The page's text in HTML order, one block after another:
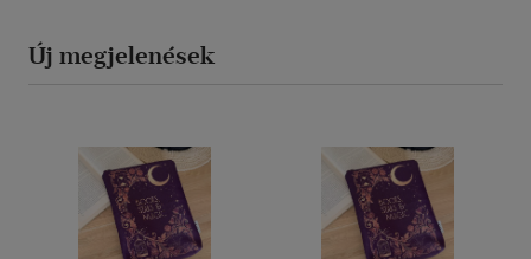
Új megjelenések